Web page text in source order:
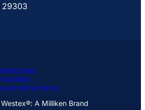
29303
uso de la marca
A Milliken Brand